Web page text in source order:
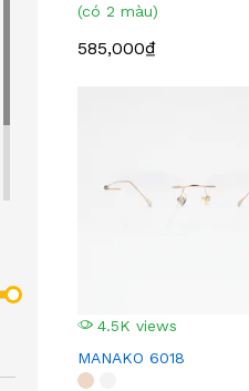
(có 2 màu)
585,000₫
4.5K views
MANAKO 6018